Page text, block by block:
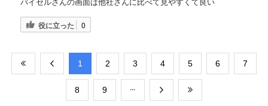
バイセルさんの画面は他社さんに比べて見やすくて良い
役に立った 0
​1 ​2 ​3 ​4 ​5 ​6 ​7
​8 ​9